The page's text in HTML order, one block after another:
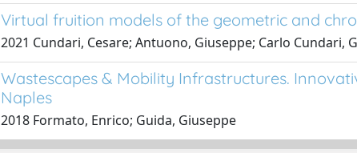
Virtual fruition models of the geometric and
2021 Cundari, Cesare; Antuono, Giuseppe; Carlo Cundari,
Wastescapes & Mobility Infrastructures.
Naples
2018 Formato, Enrico; Guida, Giuseppe